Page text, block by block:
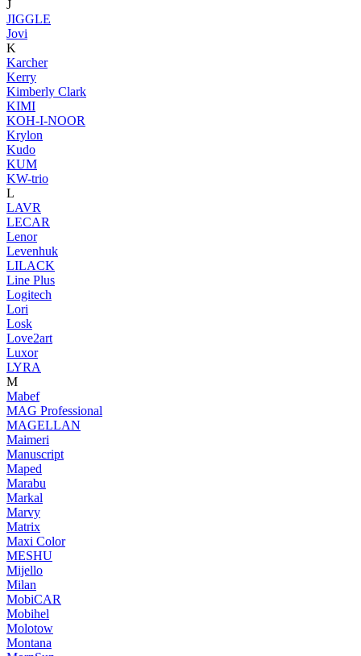
J
JIGGLE
Jovi
K
Karcher
Kerry
Kimberly Clark
KIMI
KOH-I-NOOR
Krylon
Kudo
KUM
KW-trio
L
LAVR
LECAR
Lenor
Levenhuk
LILACK
Line Plus
Logitech
Lori
Losk
Love2art
Luxor
LYRA
M
Mabef
MAG Professional
MAGELLAN
Maimeri
Manuscript
Maped
Marabu
Markal
Marvy
Matrix
Maxi Color
MESHU
Mijello
Milan
MobiCAR
Mobihel
Molotow
Montana